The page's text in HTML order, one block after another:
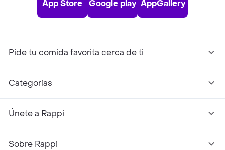
App Store Google play AppGallery
Pide tu comida favorita cerca de ti
Categorías
Únete a Rappi
Sobre Rappi